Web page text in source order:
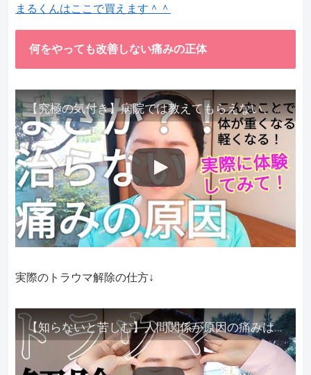
まるくんはここで買えます＾＾
何をやっても改善しない痛みの正体
【究極の気付き】病院では教えてもらえない、その長年悩んできた痛み、症状、どうして治らないのか？痛みの正体、実際に今すぐ試して知ってほしい。
実際のトラウマ解除の仕方↓
【知らないと苦しむ】人間関係が原因の痛みはトラウマ解除が必須。病院に行っても原因不明で治らない不調はこれをしてからケアしてみてください。